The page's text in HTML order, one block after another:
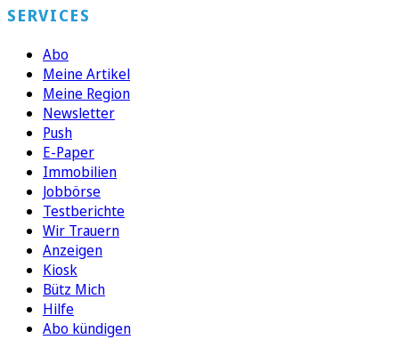
SERVICES
Abo
Meine Artikel
Meine Region
Newsletter
Push
E-Paper
Immobilien
Jobbörse
Testberichte
Wir Trauern
Anzeigen
Kiosk
Bütz Mich
Hilfe
Abo kündigen